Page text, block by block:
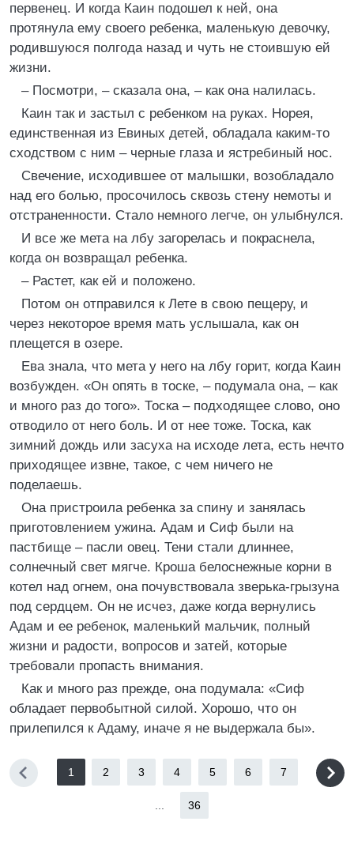
первенец. И когда Каин подошел к ней, она
протянула ему своего ребенка, маленькую девочку,
родившуюся полгода назад и чуть не стоившую ей
жизни.
– Посмотри, – сказала она, – как она налилась.
Каин так и застыл с ребенком на руках. Норея,
единственная из Евиных детей, обладала каким-то
сходством с ним – черные глаза и ястребиный нос.
Свечение, исходившее от малышки, возобладало
над его болью, просочилось сквозь стену немоты и
отстраненности. Стало немного легче, он улыбнулся.
И все же мета на лбу загорелась и покраснела,
когда он возвращал ребенка.
– Растет, как ей и положено.
Потом он отправился к Лете в свою пещеру, и
через некоторое время мать услышала, как он
плещется в озере.
Ева знала, что мета у него на лбу горит, когда Каин
возбужден. «Он опять в тоске, – подумала она, – как
и много раз до того». Тоска – подходящее слово, оно
отводило от него боль. И от нее тоже. Тоска, как
зимний дождь или засуха на исходе лета, есть нечто
приходящее извне, такое, с чем ничего не
поделаешь.
Она пристроила ребенка за спину и занялась
приготовлением ужина. Адам и Сиф были на
пастбище – пасли овец. Тени стали длиннее,
солнечный свет мягче. Кроша белоснежные корни в
котел над огнем, она почувствовала зверька-грызуна
под сердцем. Он не исчез, даже когда вернулись
Адам и ее ребенок, маленький мальчик, полный
жизни и радости, вопросов и затей, которые
требовали пропасть внимания.
Как и много раз прежде, она подумала: «Сиф
обладает первобытной силой. Хорошо, что он
прилепился к Адаму, иначе я не выдержала бы».
1 2 3 4 5 6 7
36